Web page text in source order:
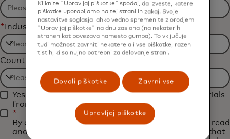
* Industry
Filtering
will
be
applied
after
3
characters.
Country
Filtering
will
be
applied
Yes, I would like to receive future marketing materials
from Mastercard.
*
By clicking the button below, I confirm that I have read
and agree to the
. You acknowledge that
Kliknite "Upravljaj piškotke" spodaj, da izveste, katere
piškotke uporabljamo na tej strani in zakaj. Svoje
nastavitve soglasja lahko vedno spremenite z orodjem
"Upravljaj piškotke" na dnu zaslona (na nekaterih
straneh kot povezava namesto gumba). To vključuje
tudi možnost zavrniti nekatere ali vse piškotke, razen
tistih, ki so nujno potrebni za delovanje strani.
Dovoli piškotke Zavrni vse
Upravljaj piškotke